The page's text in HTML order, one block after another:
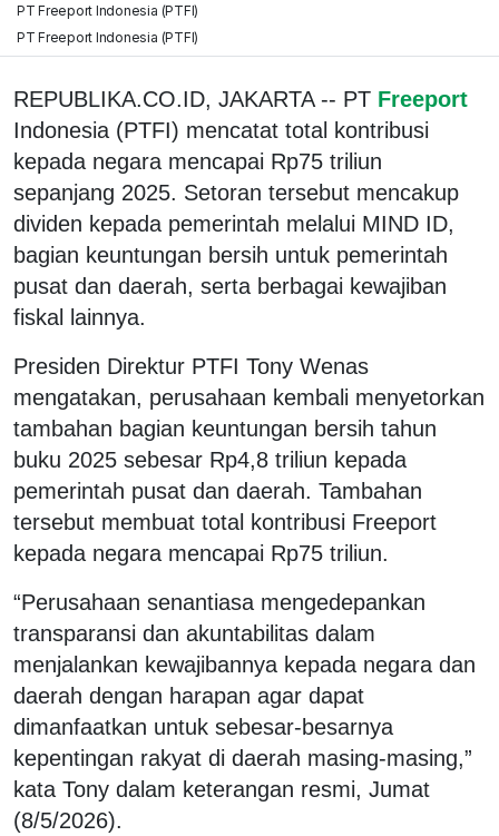
PT Freeport Indonesia (PTFI)
PT Freeport Indonesia (PTFI)
REPUBLIKA.CO.ID, JAKARTA -- PT Freeport
Indonesia (PTFI) mencatat total kontribusi
kepada negara mencapai Rp75 triliun
sepanjang 2025. Setoran tersebut mencakup
dividen kepada pemerintah melalui MIND ID,
bagian keuntungan bersih untuk pemerintah
pusat dan daerah, serta berbagai kewajiban
fiskal lainnya.
Presiden Direktur PTFI Tony Wenas
mengatakan, perusahaan kembali menyetorkan
tambahan bagian keuntungan bersih tahun
buku 2025 sebesar Rp4,8 triliun kepada
pemerintah pusat dan daerah. Tambahan
tersebut membuat total kontribusi Freeport
kepada negara mencapai Rp75 triliun.
“Perusahaan senantiasa mengedepankan
transparansi dan akuntabilitas dalam
menjalankan kewajibannya kepada negara dan
daerah dengan harapan agar dapat
dimanfaatkan untuk sebesar-besarnya
kepentingan rakyat di daerah masing-masing,”
kata Tony dalam keterangan resmi, Jumat
(8/5/2026).